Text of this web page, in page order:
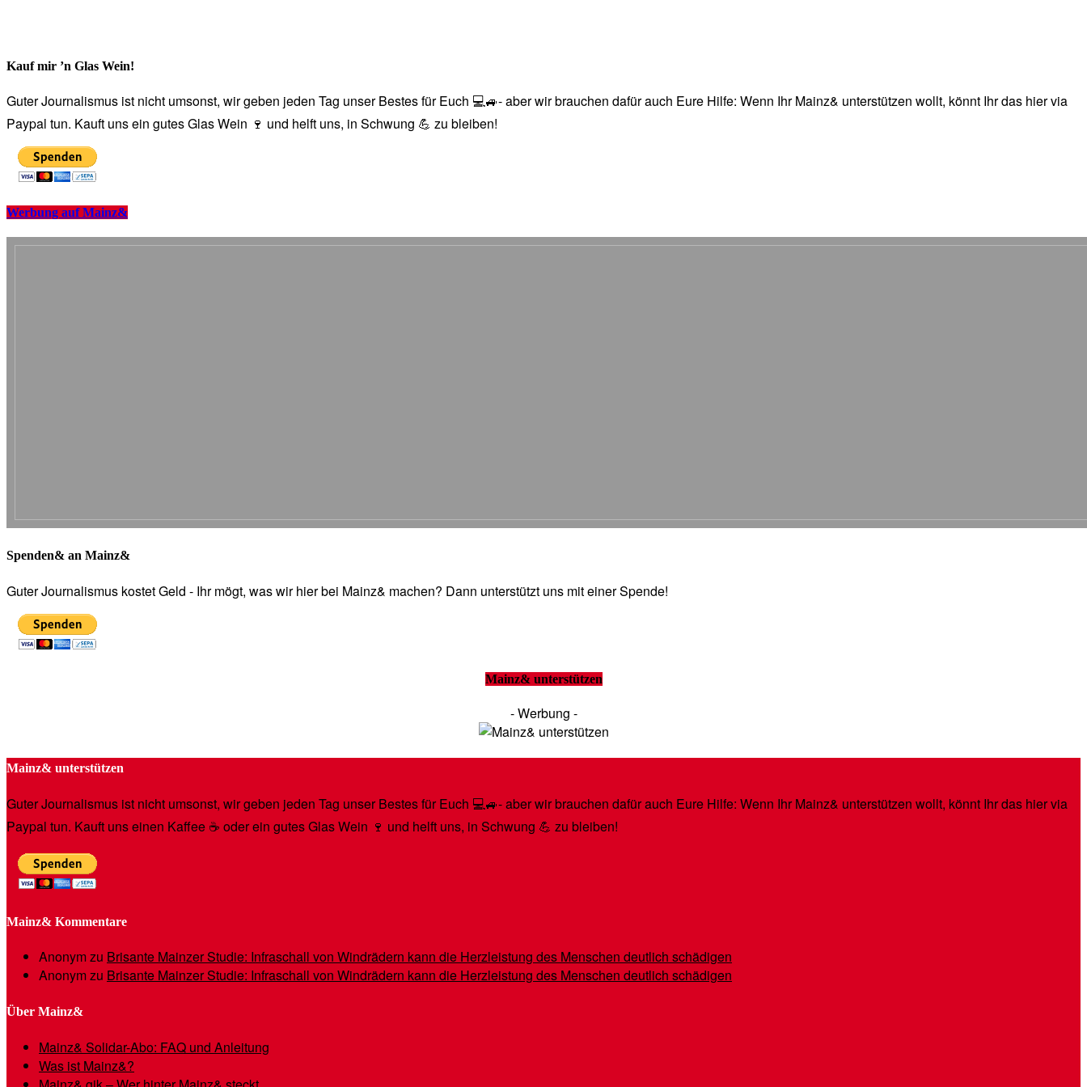
Kauf mir ’n Glas Wein!
Guter Journalismus ist nicht umsonst, wir geben jeden Tag unser Bestes für Euch 💻🚙- aber wir brauchen dafür auch Eure Hilfe: Wenn Ihr Mainz& unterstützen wollt, könnt Ihr das hier via
Paypal tun. Kauft uns ein gutes Glas Wein 🍷 und helft uns, in Schwung 💪 zu bleiben!
Werbung auf Mainz&
Spenden& an Mainz&
Guter Journalismus kostet Geld - Ihr mögt, was wir hier bei Mainz& machen? Dann unterstützt uns mit einer Spende!
Mainz& unterstützen
- Werbung -
Mainz& unterstützen
Guter Journalismus ist nicht umsonst, wir geben jeden Tag unser Bestes für Euch 💻🚙- aber wir brauchen dafür auch Eure Hilfe: Wenn Ihr Mainz& unterstützen wollt, könnt Ihr das hier via
Paypal tun. Kauft uns einen Kaffee ☕️ oder ein gutes Glas Wein 🍷 und helft uns, in Schwung 💪 zu bleiben!
Mainz& Kommentare
Anonymzu Brisante Mainzer Studie: Infraschall von Windrädern kann die Herzleistung des Menschen deutlich schädigen
Anonymzu Brisante Mainzer Studie: Infraschall von Windrädern kann die Herzleistung des Menschen deutlich schädigen
Über Mainz&
Mainz& Solidar-Abo: FAQ und Anleitung
Was ist Mainz&?